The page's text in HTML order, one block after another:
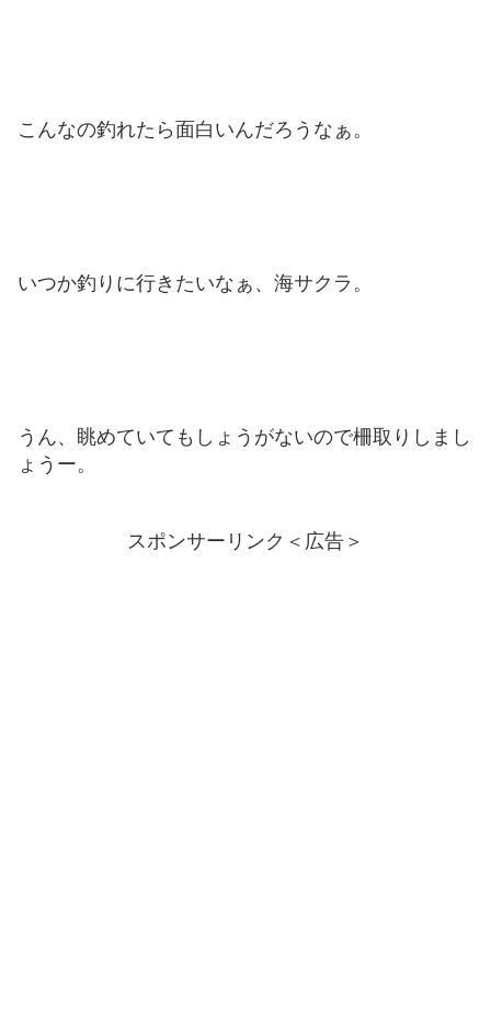
こんなの釣れたら面白いんだろうなぁ。
いつか釣りに行きたいなぁ、海サクラ。
うん、眺めていてもしょうがないので柵取りしまし
ょうー。
スポンサーリンク＜広告＞